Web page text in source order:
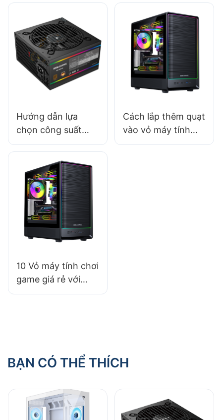
không?
Hướng dẫn lựa
chọn công suất
phù hợp cho bộ
của bạn
Cách lắp thêm quạt
vào vỏ máy tính
chơi game để tản
10 Vỏ máy tính chơi
game giá rẻ với
chất lượng xây
BẠN CÓ THỂ THÍCH